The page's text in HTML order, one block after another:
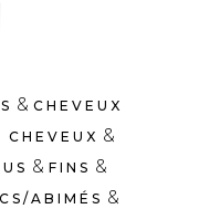
& CHEVEUX
CHEVEUX &
& FINS &
ABIMÉS &